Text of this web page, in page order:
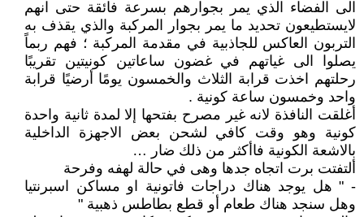
الى الفضاء الذي يمر بجوارهم بسرعة فائقة حتى انهم
لايستطيعون تحديد ما يمر بجوار المركبة والذي يقذف به
التربون العاكس للجاذبية في مقدمة المركبة ؛ فهم ربماً
يصلوا الى غياتهم في غضون ساعاتين كونيتين تقريبًا
رحلتهم اخذت قرابة الثلاث والخمسون يومًا أرضيًا قرابة
واحد وخمسون ساعة كونية .
أغلقت النافذة لانه غير مصرح بفتحها إلا لمدة ثانية واحدة
كونية وهو وقت كافي لشحن بعض الاجهزة الداخلية
بالاشعة الكونية فاأكثر من ذلك ضار …
ألتفتت برت اتجاه جدها وهى في حالة لهفه وفرحة
- " هل يوجد هناك دراجات فاتونية او مساكن اسبرنتيا
وهل سنجد هناك طعام أو قطع بطاطس ذهبية "